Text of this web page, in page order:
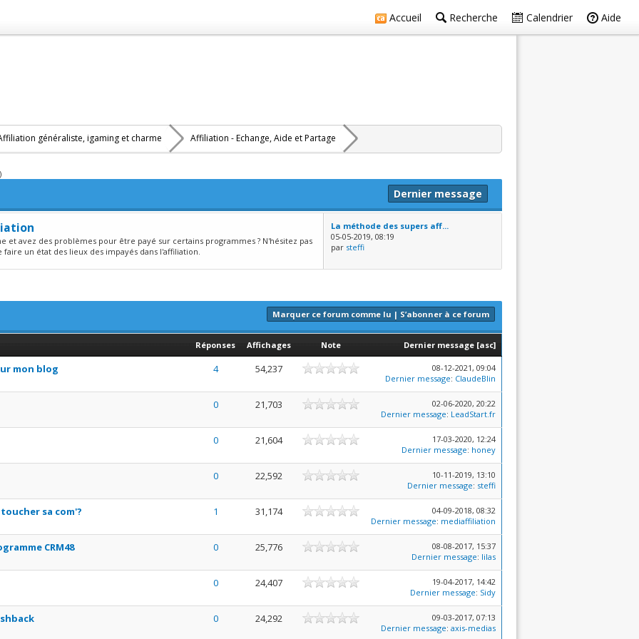
Accueil Recherche Calendrier Aide
généraliste, igaming et charme Affiliation - Echange, Aide et Partage
Dernier message
et avez des problèmes pour être payé sur certains programmes ? N'hésitez pas
un état des lieux des impayés dans l'affiliation.
La méthode des supers aff...
05-05-2019, 08:19
par steffi
Marquer ce forum comme lu | S’abonner à ce forum
Réponses Affichages Note Dernier message [asc]
mon blog 4 54,237
08-12-2021, 09:04
Dernier message: ClaudeBlin
0 21,703
02-06-2020, 20:22
Dernier message: LeadStart.fr
0 21,604
17-03-2020, 12:24
Dernier message: honey
0 22,592
10-11-2019, 13:10
Dernier message: steffi
sa com'? 1 31,174
04-09-2018, 08:32
Dernier message: mediaffiliation
CRM48 0 25,776
08-08-2017, 15:37
Dernier message: lilas
0 24,407
19-04-2017, 14:42
Dernier message: Sidy
0 24,292
09-03-2017, 07:13
Dernier message: axis-medias